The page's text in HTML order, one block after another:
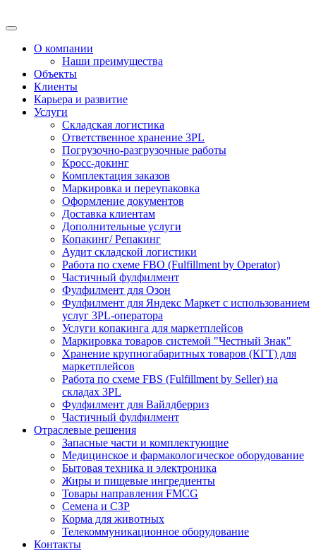
О компании
Наши преимущества
Объекты
Клиенты
Карьера и развитие
Услуги
Складская логистика
Ответственное хранение 3PL
Погрузочно-разгрузочные работы
Кросс-докинг
Комплектация заказов
Маркировка и переупаковка
Оформление документов
Доставка клиентам
Дополнительные услуги
Копакинг/ Репакинг
Аудит складской логистики
Работа по схеме FBO (Fulfillment by Operator)
Частичный фулфилмент
Фулфилмент для Озон
Фулфилмент для Яндекс Маркет с использованием
услуг 3PL-оператора
Услуги копакинга для маркетплейсов
Маркировка товаров системой "Честный Знак"
Хранение крупногабаритных товаров (КГТ) для
маркетплейсов
Работа по схеме FBS (Fulfillment by Seller) на
складах 3PL
Фулфилмент для Вайлдберриз
Частичный фулфилмент
Отраслевые решения
Запасные части и комплектующие
Медицинское и фармакологическое оборудование
Бытовая техника и электроника
Жиры и пищевые ингредиенты
Товары направления FMCG
Семена и СЗР
Корма для животных
Телекоммуникационное оборудование
Контакты